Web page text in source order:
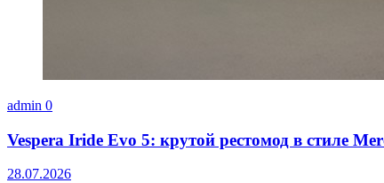
admin 0
Vespera Iride Evo 5: крутой рестомод в стиле
28.07.2026